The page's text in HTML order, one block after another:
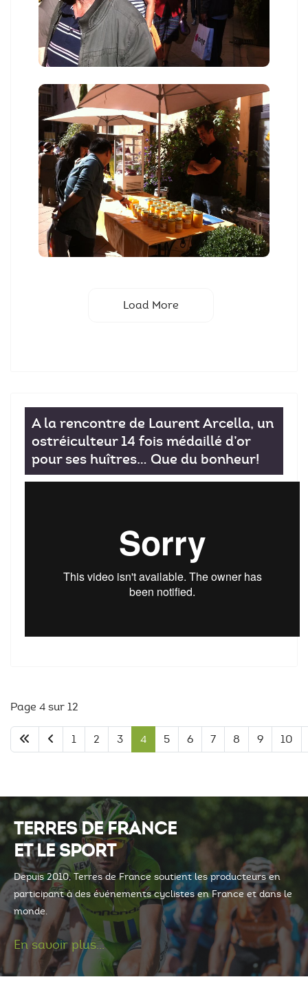
Load More
A la rencontre de Laurent Arcella, un
ostréiculteur 14 fois médaillé d’or
pour ses huîtres… Que du bonheur!
Page 4 sur 12
1 2 3 4 5 6 7 8 9 10
TERRES DE FRANCE
ET LE SPORT
Depuis 2010, Terres de France soutient les producteurs en
participant à des événements cyclistes en France et dans le
monde.
En savoir plus...